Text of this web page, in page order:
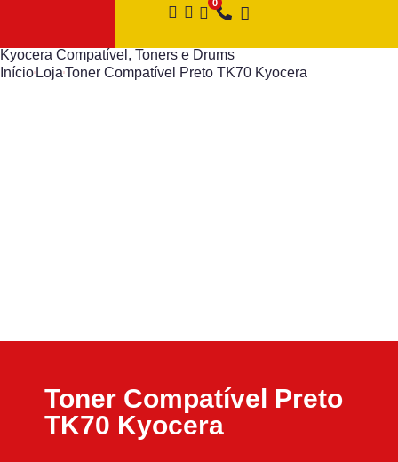
Kyocera Compatível , Toners e Drums
Início LojaToner Compatível Preto TK70 Kyocera
Toner Compatível Preto
TK70 Kyocera